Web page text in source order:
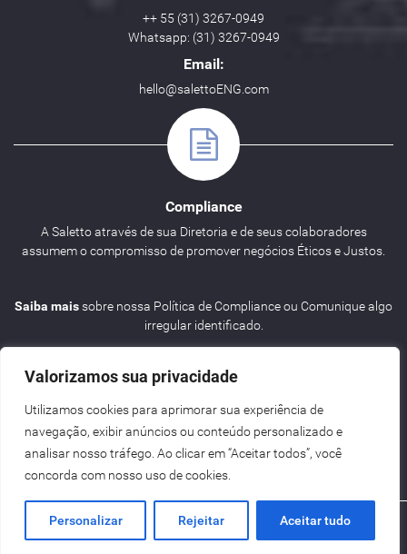
Valorizamos sua privacidade
Utilizamos cookies para aprimorar sua experiência de
navegação, exibir anúncios ou conteúdo personalizado e
analisar nosso tráfego. Ao clicar em “Aceitar todos”, você
concorda com nosso uso de cookies.
Personalizar Rejeitar Aceitar tudo
++ 55 (31) 3267-0949
Whatsapp: (31) 3267-0949
Email:
hello@salettoENG.com
Compliance
A Saletto através de sua Diretoria e de seus colaboradores
assumem o compromisso de promover negócios Éticos e Justos.
Saiba maissobre nossa Política de Compliance ou Comunique algo
irregular identificado.
Agenda
Saletto | ENG 2026 Criação de Sites BH - Digital Pixel